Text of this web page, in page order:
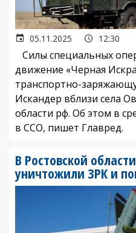
05.11.2025 12:30
Силы специальных
движение «Черная
транспортно-
Искандер вблизи села
области рф. Об этом в
в ССО, пишет Главред.
В Ростовской
уничтожили ЗРК и